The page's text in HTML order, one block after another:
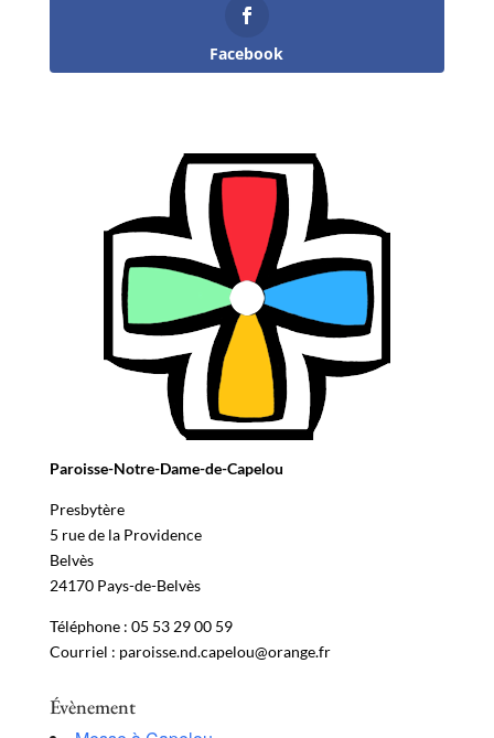
Facebook
Paroisse-Notre-Dame-de-Capelou
Presbytère
5 rue de la Providence
Belvès
24170 Pays-de-Belvès
Téléphone : 05 53 29 00 59
Courriel : paroisse.nd.capelou@orange.fr
Évènement